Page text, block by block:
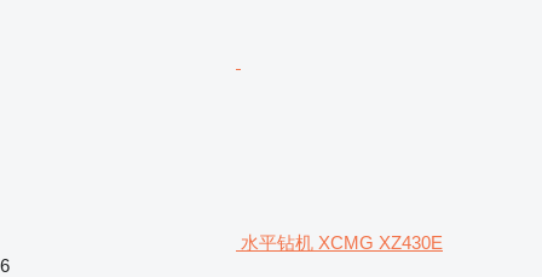
水平钻机 XCMG XZ430E
6